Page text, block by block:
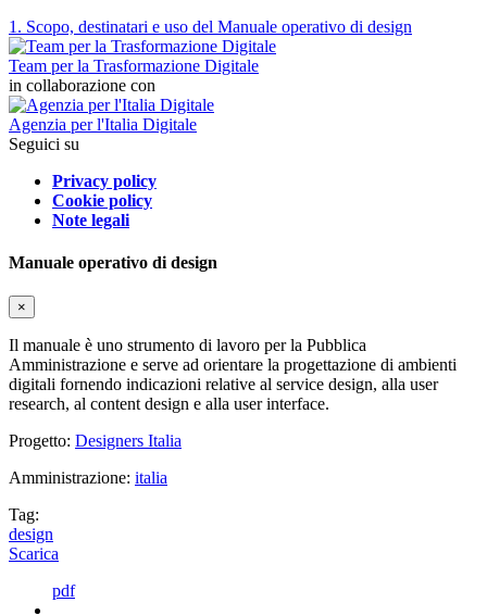
1. Scopo, destinatari e uso del Manuale operativo di design
Team per la Trasformazione Digitale
in collaborazione con
Agenzia per l'Italia Digitale
Seguici su
Privacy policy
Cookie policy
Note legali
Manuale operativo di design
×
Il manuale è uno strumento di lavoro per la Pubblica
Amministrazione e serve ad orientare la progettazione di ambienti
digitali fornendo indicazioni relative al service design, alla user
research, al content design e alla user interface.
Progetto: Designers Italia
Amministrazione: italia
Tag:
design
Scarica
pdf